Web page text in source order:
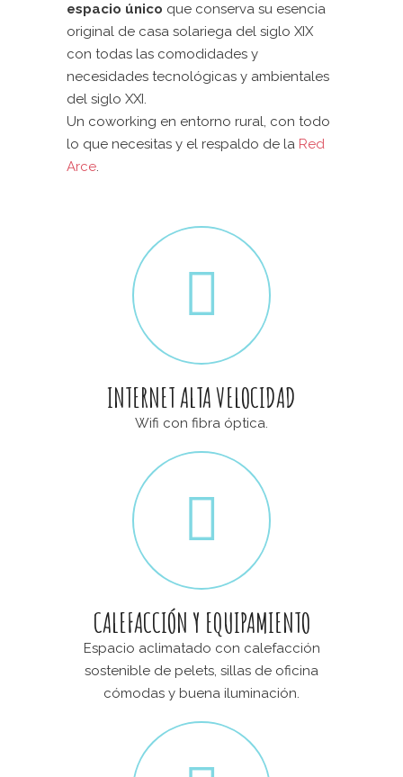
espacio único que conserva su esencia
original de casa solariega del siglo XIX
con todas las comodidades y
necesidades tecnológicas y ambientales
del siglo XXI.
Un coworking en entorno rural, con todo
lo que necesitas y el respaldo de la Red
Arce.
INTERNET ALTA VELOCIDAD
Wifi con fibra óptica.
CALEFACCIÓN Y EQUIPAMIENTO
Espacio aclimatado con calefacción
sostenible de pelets, sillas de oficina
cómodas y buena iluminación.